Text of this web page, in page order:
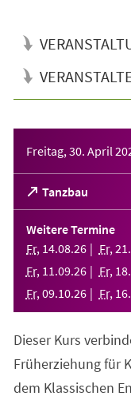
Freitag, 30. April
Tanzbau
(Öffnet
in
einem
neuen
Tab)
Weitere Termine
Fr, 14.08.26 Fr, 21 .
Fr, 11 .09.26 Fr, 18.
Fr, 09.10.26 Fr, 16.
Dieser Kurs
Früherziehung für
dem Klassischen